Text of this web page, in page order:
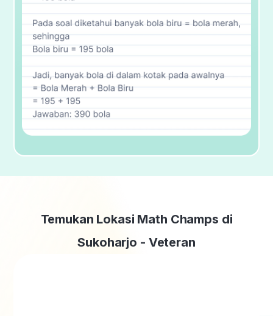
Temukan Lokasi Math Champs di
Sukoharjo - Veteran